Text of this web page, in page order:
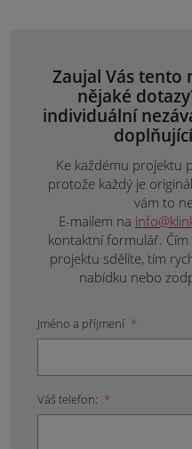
Zaujal Vás tento
nějaké
individuální
Ke každému projektu
protože každý je
vám to
E-mailem na
kontaktní formulář.
projektu sdělíte, tím
nabídku nebo
Jméno a příjmení *
Váš telefon: *